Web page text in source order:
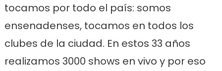
tocamos por todo el país: somos
ensenadenses, tocamos en todos los
clubes de la ciudad. En estos 33 años
realizamos 3000 shows en vivo y por eso